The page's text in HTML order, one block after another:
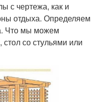
с чертежа, как и
отдыха. Определяем
Что мы можем
со стульями или